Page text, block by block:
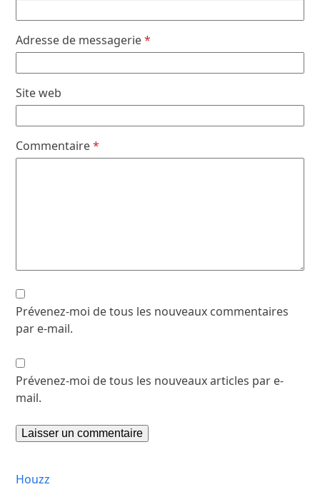
Adresse de messagerie*
Site web
Commentaire*
Prévenez-moi de tous les nouveaux commentaires
par e-mail.
Prévenez-moi de tous les nouveaux articles par e-
mail.
Houzz